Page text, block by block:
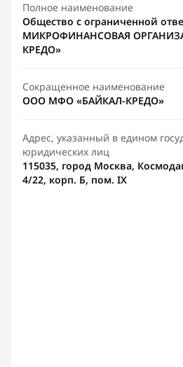
Полное наименование
Общество с ограниченной
МИКРОФИНАНСОВАЯ
КРЕДО»
Сокращенное наименование
ООО МФО «БАЙКАЛ-КРЕДО»
Адрес, указанный в едином
юридических лиц
115035, город Москва,
4/22, корп. Б, пом. IX